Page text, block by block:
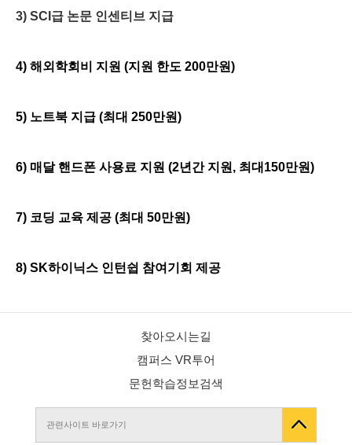
3) SCI 급 논문 인센티브 지급
4) 해외학회비 지원 (지원 한도 200만원)
5) 노트북 지급 (최대 250만원)
6) 매달 핸드폰 사용료 지원 (2년간 지원, 최대150만원)
7) 코딩 교육 제공 (최대 50만원)
8) SK하이닉스 인턴쉽 참여기회 제공
찾아오시는길
캠퍼스 VR투어
문헌학습정보검색
관련사이트 바로가기